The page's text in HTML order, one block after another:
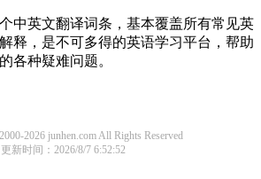
中英文翻译词条，基本覆盖所有常见英
释，是不可多得的英语学习平台，帮助
各种疑难问题。
2026 junhen.com All Rights Reserved
更新时间：2026/8/7 6:52:52